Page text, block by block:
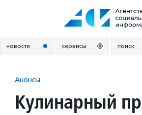
новости сервисы поиск
Анонсы
Кулинарный